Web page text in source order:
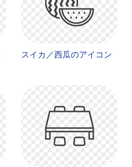
スイカ／西瓜のアイコン